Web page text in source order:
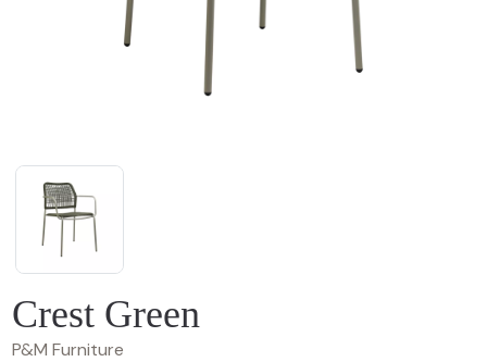
Crest Green
P&M Furniture